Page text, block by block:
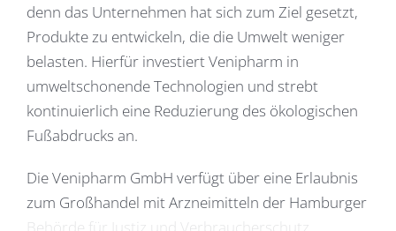
denn das Unternehmen hat sich zum Ziel gesetzt,
Produkte zu entwickeln, die die Umwelt weniger
belasten. Hierfür investiert Venipharm in
umweltschonende Technologien und strebt
kontinuierlich eine Reduzierung des ökologischen
Fußabdrucks an.
Die Venipharm GmbH verfügt über eine Erlaubnis
zum Großhandel mit Arzneimitteln der Hamburger
Behörde für Justiz und Verbraucherschutz.